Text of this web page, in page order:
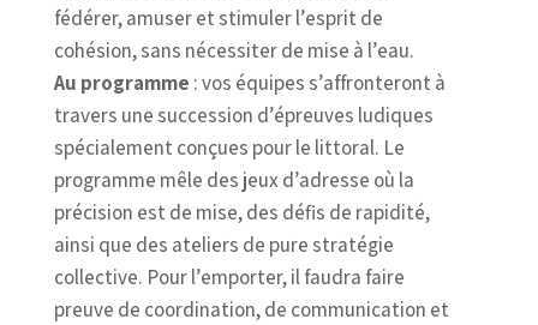
fédérer, amuser et stimuler l’esprit de
cohésion, sans nécessiter de mise à l’eau.
Au programme : vos équipes s’affronteront à
travers une succession d’épreuves ludiques
spécialement conçues pour le littoral. Le
programme mêle des jeux d’adresse où la
précision est de mise, des défis de rapidité,
ainsi que des ateliers de pure stratégie
collective. Pour l’emporter, il faudra faire
preuve de coordination, de communication et